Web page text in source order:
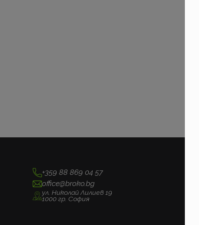
+359 88 869 04 57
office@broko.bg
ул. Николай Лилиев 19
1000 гр. София